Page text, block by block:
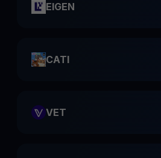
EIGEN
CATI
VET